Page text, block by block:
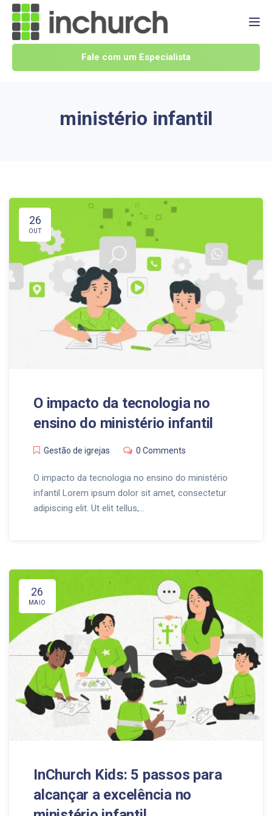
Fale com um Especialista
ministério infantil
26
OUT
O impacto da tecnologia no
ensino do ministério infantil
Gestão de igrejas 0 Comments
O impacto da tecnologia no ensino do ministério
infantil Lorem ipsum dolor sit amet, consectetur
adipiscing elit. Ut elit tellus,…
26
MAIO
InChurch Kids: 5 passos para
alcançar a excelência no